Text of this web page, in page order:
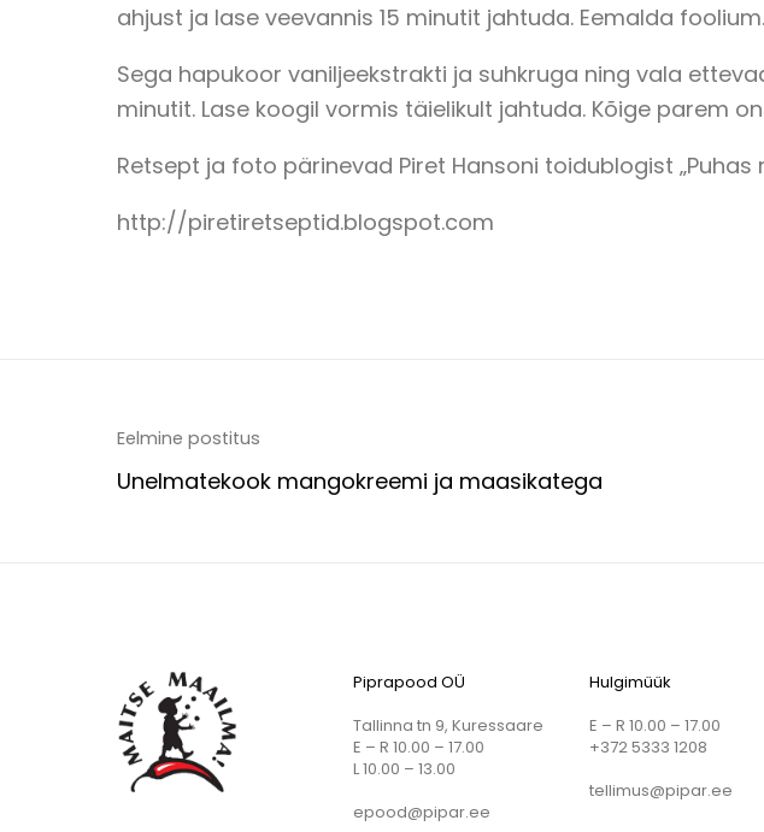
ahjust ja lase veevannis 15 minutit jahtuda. Eemalda foolium.
Sega hapukoor vaniljeekstrakti ja suhkruga ning vala
minutit. Lase koogil vormis täielikult jahtuda. Kõige parem
Retsept ja foto pärinevad Piret Hansoni toidublogist „Puhas
http://piretiretseptid.blogspot.com
Eelmine postitus
Unelmatekook mangokreemi ja maasikatega
Piprapood OÜ
Tallinna tn 9, Kuressaare
E – R 10.00 – 17.00
L 10.00 – 13.00
epood@pipar.ee
Hulgimüük
E – R 10.00 – 17.00
+372 5333 1208
tellimus@pipar.ee